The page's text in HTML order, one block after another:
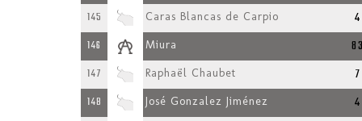
145 Caras Blancas de Carpio 4
146 Miura
147 Raphaël Chaubet 7
148 José Gonzalez Jiménez 4